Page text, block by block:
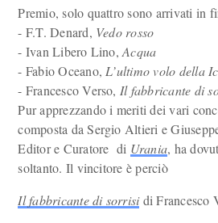
Premio, solo quattro sono arrivati in
- F.T. Denard, Vedo rosso
- Ivan Libero Lino,Acqua
- Fabio Oceano, L’ultimo volo della
- Francesco Verso, Il fabbricante di
Pur apprezzando i meriti dei vari
composta da Sergio Altieri e
Editor e Curatore di Urania, ha
soltanto. Il vincitore è perciò
Il fabbricante di sorrisidi Francesco